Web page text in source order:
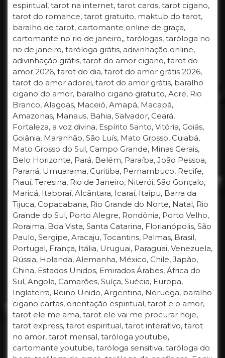
espiritual, tarot na internet, tarot cards, tarot cigano,
tarot do romance, tarot gratuito, maktub do tarot,
baralho de tarot, cartomante online de graça,
cartomante no rio de janeiro,, tarólogas, taróloga no
rio de janeiro, taróloga grátis, adivinhação online,
adivinhação grátis, tarot do amor cigano, tarot do
amor 2026, tarot do dia, tarot do amor grátis 2026,
tarot do amor adorei, tarot do amor grátis, baralho
cigano do amor, baralho cigano gratuito, Acre, Rio
Branco, Alagoas, Maceió, Amapá, Macapá,
Amazonas, Manaus, Bahia, Salvador, Ceará,
Fortaleza, a voz divina, Espírito Santo, Vitória, Goiás,
Goiânia, Maranhão, São Luís, Mato Grosso, Cuiabá,
Mato Grosso do Sul, Campo Grande, Minas Gerais,
Belo Horizonte, Pará, Belém, Paraíba, João Pessoa,
Paraná, Umuarama, Curitiba, Pernambuco, Recife,
Piauí, Teresina, Rio de Janeiro, Niterói, São Gonçalo,
Maricá, Itaboraí, Alcântara, Icaraí, Itaipu, Barra da
Tijuca, Copacabana, Rio Grande do Norte, Natal, Rio
Grande do Sul, Porto Alegre, Rondônia, Porto Velho,
Roraima, Boa Vista, Santa Catarina, Florianópolis, São
Paulo, Sergipe, Aracaju, Tocantins, Palmas, Brasil,
Portugal, França, Itália, Uruguai, Paraguai, Venezuela,
Rússia, Holanda, Alemanha, México, Chile, Japão,
China, Estados Unidos, Emirados Árabes, África do
Sul, Angola, Camarões, Suíça, Suécia, Europa,
Inglaterra, Reino Unido, Argentina, Noruega, baralho
cigano cartas, orientação espiritual, tarot e o amor,
tarot ele me ama, tarot ele vai me procurar hoje,
tarot express, tarot espiritual, tarot interativo, tarot
no amor, tarot mensal, taróloga youtube,
cartomante youtube, taróloga sensitiva, taróloga do